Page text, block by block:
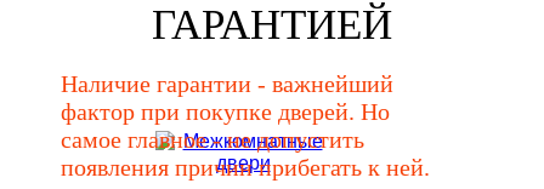
ГАРАНТИЕЙ
Наличие гарантии - важнейший
фактор при покупке дверей. Но
самое главное - не допустить
появления причин прибегать к ней.